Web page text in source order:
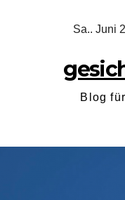
Sa.. Juni
Blog